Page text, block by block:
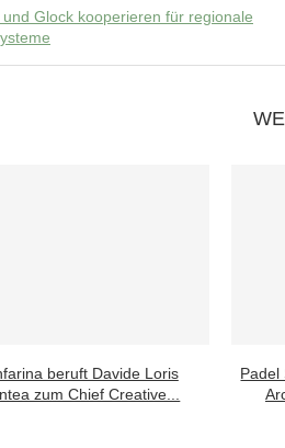
Glock kooperieren für regionale
beruft Davide Loris
zum Chief Creative...
Padel